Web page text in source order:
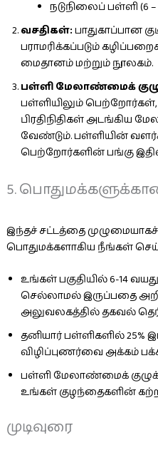
நடுநிலைப் பள்ளி (6
வசதிகள்:பாதுகாப்பான
பராமரிக்கப்படும்
மைதானம் மற்றும் நூலகம்.
பள்ளி மேலாண்மைக் குழு
பள்ளியிலும் பெற்றோர்கள்,
பிரதிநிதிகள் அடங்கிய
வேண்டும். பள்ளியின்
பெற்றோர்களின் பங்கு இதில்
5.
இந்தச் சட்டத்தை
பொதுமக்களாகிய நீங்கள்
உங்கள் பகுதியில் 6-14
செல்லாமல் இருப்பதை
அலுவலகத்தில் தகவல்
தனியார் பள்ளிகளில் 25%
விழிப்புணர்வை அக்கம்
பள்ளி மேலாண்மைக்
உங்கள் குழந்தைகளின்
முடிவுரை